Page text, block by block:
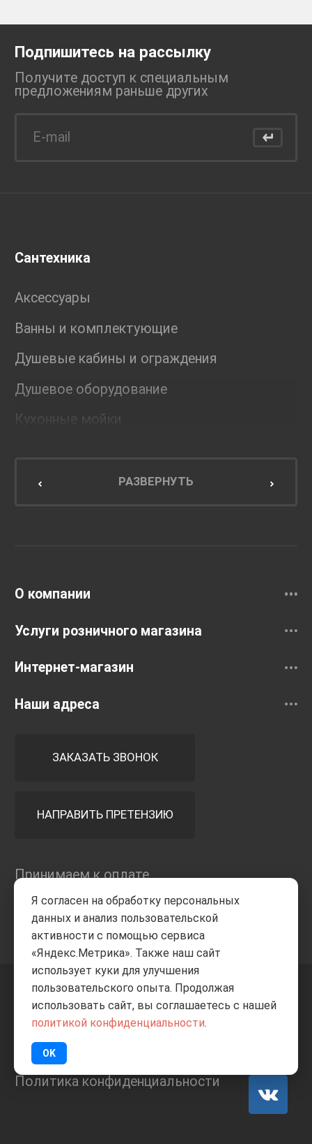
Подпишитесь на рассылку
Получите доступ к специальным
предложениям раньше других
Сантехника
Аксессуары
Ванны и комплектующие
Душевые кабины и ограждения
Душевое оборудование
Кухонные мойки
Мебель для кухниРАЗВЕРНУТЬ
О компании
Услуги розничного магазина
Интернет-магазин
Наши адреса
ЗАКАЗАТЬ ЗВОНОК
НАПРАВИТЬ ПРЕТЕНЗИЮ
Принимаем к оплате
+7 8332205-805 ВВЕРХ
ИП Баранов А.С. 2026
Политика конфиденциальности
Я согласен на обработку персональных
данных и анализ пользовательской
активности с помощью сервиса
«Яндекс.Метрика». Также наш сайт
использует куки для улучшения
пользовательского опыта. Продолжая
использовать сайт, вы соглашаетесь с нашей
политикой конфиденциальности.
OK